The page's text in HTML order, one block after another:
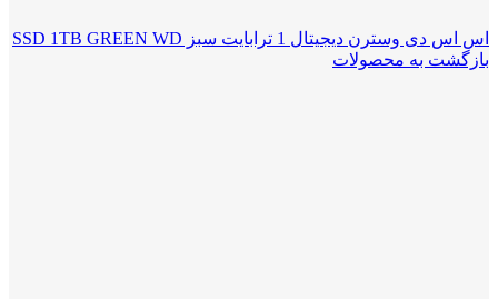
اس اس دی وسترن دیجیتال 1 ترابایت سبز SSD 1TB GREEN WD
بازگشت به محصولات